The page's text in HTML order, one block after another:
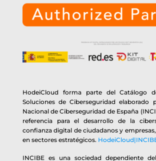
HodeiCloud forma parte del Catálogo
Soluciones de Ciberseguridad elaborado
Nacional de Ciberseguridad de España
referencia para el desarrollo de la
confianza digital de ciudadanos y
en sectores estratégicos.
INCIBE es una sociedad dependiente